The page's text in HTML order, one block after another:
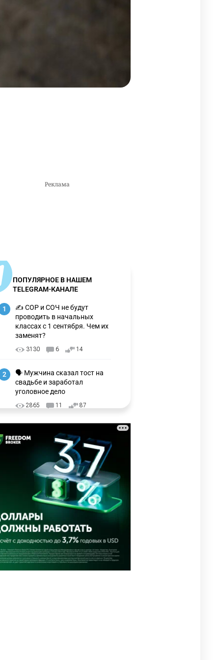
ПОПУЛЯРНОЕ В НАШЕМ
TELEGRAM-КАНАЛЕ
1
✍️ СОР и СОЧ не будут
проводить в начальных
классах с 1 сентября. Чем их
заменят?
3130 6 14
2
🗣 Мужчина сказал тост на
свадьбе и заработал
уголовное дело
2865 11 87
Переписку из телефона
Нурай Серикбай в день
похищения зачитали в суде
2709 0 18
⚠️ Доброе утро, друзья!
Предлагаем обзор главных
новостей за 4 августа
2684 0 1
5
🗣Глава государства
направил телеграмму
соболезнования родным и